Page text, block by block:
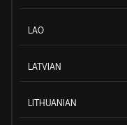
LAO
LATVIAN
LITHUANIAN